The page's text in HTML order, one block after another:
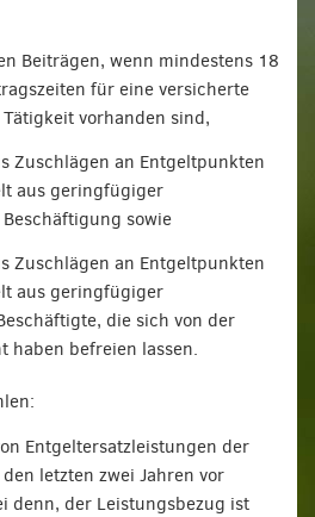
Beiträgen, wenn mindestens 18
für eine versicherte
vorhanden sind,
Zuschlägen an Entgeltpunkten
aus geringfügiger
sowie
Zuschlägen an Entgeltpunkten
aus geringfügiger
die sich von der
haben befreien lassen.
Entgeltersatzleistungen der
letzten zwei Jahren vor
denn, der Leistungsbezug ist